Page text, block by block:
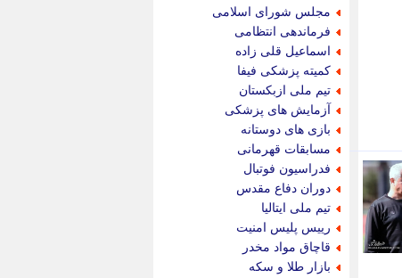
مجلس شورای اسلامی
فرماندهی انتظامی
اسماعیل قلی زاده
کمیته پزشکی فیفا
تیم ملی ازبکستان
آزمایش های پزشکی
بازی های دوستانه
مسابقات قهرمانی
فدراسیون فوتبال
دوران دفاع مقدس
تیم ملی ایتالیا
رییس پلیس امنیت
قاچاق مواد مخدر
بازار طلا و سکه